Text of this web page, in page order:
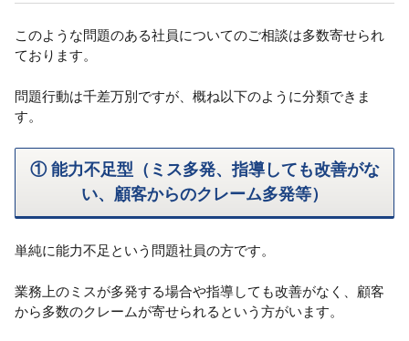
このような問題のある社員についてのご相談は多数寄せられ
ております。
問題行動は千差万別ですが、概ね以下のように分類できま
す。
① 能力不足型（ミス多発、指導しても改善がな
い、顧客からのクレーム多発等）
単純に能力不足という問題社員の方です。
業務上のミスが多発する場合や指導しても改善がなく、顧客
から多数のクレームが寄せられるという方がいます。